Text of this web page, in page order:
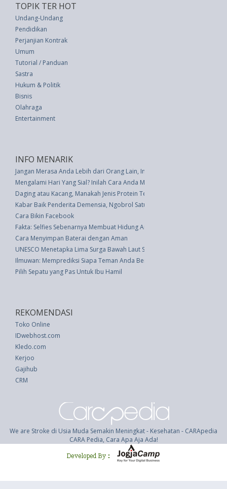
TOPIK TER HOT
Undang-Undang
Pendidikan
Perjanjian Kontrak
Umum
Tutorial / Panduan
Sastra
Hukum & Politik
Bisnis
Olahraga
Entertainment
INFO MENARIK
Jangan Merasa Anda Lebih dari Orang Lain, Ini Tipsnya
Mengalami Hari Yang Sial? Inilah Cara Anda Membalikkan Keadaan
Daging atau Kacang, Manakah Jenis Protein Terbaik untuk Tubuh
Kabar Baik Penderita Demensia, Ngobrol Satu Jam Memperbaiki Hidup
Cara Bikin Facebook
Fakta: Selfies Sebenarnya Membuat Hidung Anda Terlihat Lebih Besar
Cara Menyimpan Baterai dengan Aman
UNESCO Menetapka Lima Surga Bawah Laut Sebagai Warisan Dunia
Ilmuwan: Memprediksi Siapa Teman Anda Berdasarkan Pola Otak Saja
Pilih Sepatu yang Pas Untuk Ibu Hamil
REKOMENDASI
Toko Online
IDwebhost.com
Kledo.com
Kerjoo
Gajihub
CRM
We are Stroke di Usia Muda Semakin Meningkat - Kesehatan - CARApedia
CARA Pedia, Cara Apa Aja Ada!